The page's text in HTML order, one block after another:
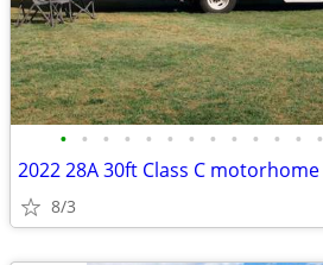
• • • • • • • • • • • • •
2022 28A 30ft Class C motorhome
8/3